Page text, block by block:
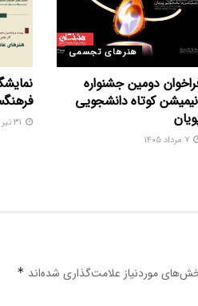
هنرهای تجسمی
دومین جشنواره
کوتاه دانشجویی
موردنیاز علامت‌گذاری شده‌اند *